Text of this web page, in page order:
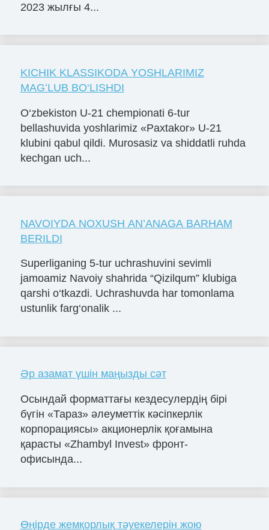
2023 жылғы 4...
KICHIK KLASSIKODA YOSHLARIMIZ
MAGʻLUB BO‘LISHDI
O‘zbekiston U-21 chempionati 6-tur
bellashuvida yoshlarimiz «Paxtakor» U-21
klubini qabul qildi. Murosasiz va shiddatli ruhda
kechgan uch...
NAVOIYDA NOXUSH AN’ANAGA BARHAM
BERILDI
Superliganing 5-tur uchrashuvini sevimli
jamoamiz Navoiy shahrida “Qizilqum” klubiga
qarshi o‘tkazdi. Uchrashuvda har tomonlama
ustunlik farg‘onalik ...
Әр азамат үшін маңызды сәт
Осындай форматтағы кездесулердің бірі
бүгін «Тараз» әлеуметтік кәсіпкерлік
корпорациясы» акционерлік қоғамына
қарасты «Zhambyl Invest» фронт-
офисында...
Өңірде жемқорлық тәуекелерін жою